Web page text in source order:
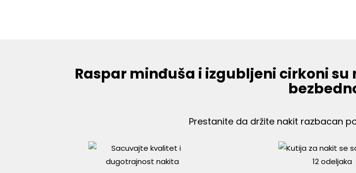
Raspar minđuša i izgubljeni cirkoni
Prestanite da držite nakit razbacan